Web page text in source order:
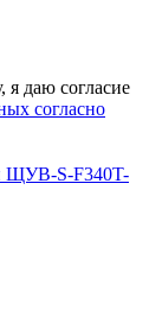
даю согласие
согласно